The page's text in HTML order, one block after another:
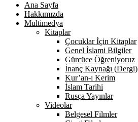
Ana Sayfa
Hakkımızda
Multimedya
Kitaplar
Çocuklar İçin Kitaplar
Genel İslami Bilgiler
Gürcüce Öğreniyoruz
İnanç Kaynağı (Dergi)
Kur’an-ı Kerim
İslam Tarihi
Rusça Yayınlar
Videolar
Belgesel Filmler